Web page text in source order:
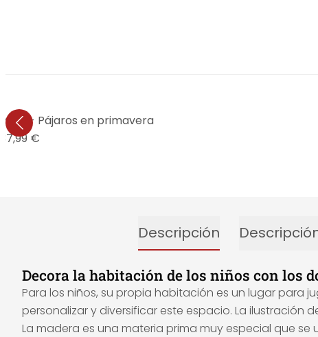
- Pájaros en primavera
37,99 €
Descripción
Decora la habitación de los niños con los
Para los niños, su propia habitación es un lugar para
personalizar y diversificar este espacio. La ilustración
La madera es una materia prima muy especial que